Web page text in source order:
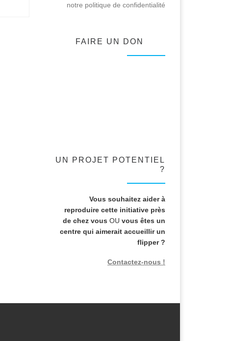
notre politique de confidentialité
FAIRE UN DON
UN PROJET POTENTIEL
?
Vous souhaitez aider à
reproduire cette initiative près
de chez vous OU vous êtes un
centre qui aimerait accueillir un
flipper ?
Contactez-nous !